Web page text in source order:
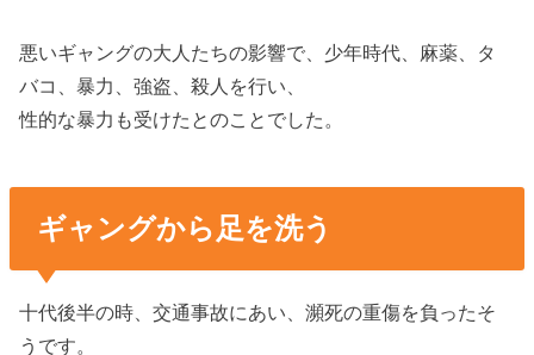
悪いギャングの大人たちの影響で、少年時代、麻薬、タ
バコ、暴力、強盗、殺人を行い、
性的な暴力も受けたとのことでした。
ギャングから足を洗う
十代後半の時、交通事故にあい、瀕死の重傷を負ったそ
うです。